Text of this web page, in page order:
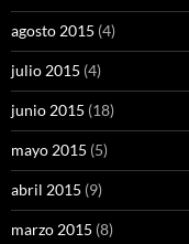
agosto 2015 (4)
julio 2015 (4)
junio 2015 (18)
mayo 2015 (5)
abril 2015 (9)
marzo 2015 (8)